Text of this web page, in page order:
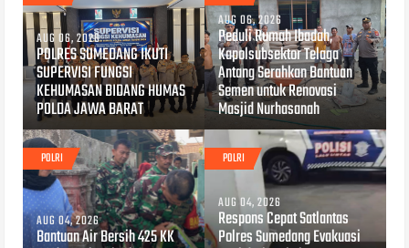
AUG 06, 2026
POLRES SUMEDANG IKUTI
SUPERVISI FUNGSI
KEHUMASAN BIDANG HUMAS
POLDA JAWA BARAT
AUG 06, 2026
Peduli Rumah Ibadah,
Kapolsubsektor Telaga
Antang Serahkan Bantuan
Semen untuk Renovasi
Masjid Nurhasanah
POLRI
AUG 04, 2026
Bantuan Air Bersih 425 KK
POLRI
AUG 04, 2026
Respons Cepat Satlantas
Polres Sumedang Evakuasi